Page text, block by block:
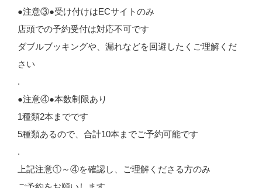
●注意③●受け付けはECサイトのみ
店頭での予約受付は対応不可です
ダブルブッキングや、漏れなどを回避したくご理解くだ
さい
.
●注意④●本数制限あり
1種類2本までです
5種類あるので、合計10本までご予約可能です
.
上記注意①～④を確認し、ご理解くださる方のみ